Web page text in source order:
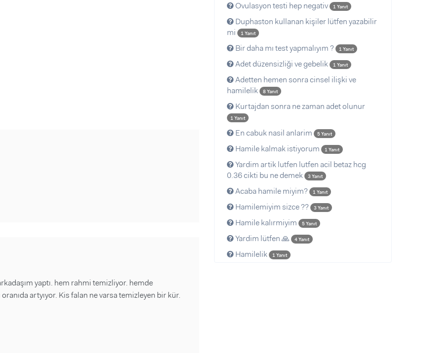
yaptı. hem rahmi temizliyor. hemde
artyıyor. Kis falan ne varsa temizleyen bir kür.
Ovulasyon testi hep negativ 1 Yanıt
Duphaston kullanan kişiler lütfen yazabilir
mi
1 Yanıt
Bir daha mı test yapmalıyım ? 1 Yanıt
Adet düzensizliği ve gebelik 1 Yanıt
Adetten hemen sonra cinsel ilişki ve
hamilelik
8 Yanıt
Kurtajdan sonra ne zaman adet olunur
1 Yanıt
En cabuk nasil anlarim 5 Yanıt
Hamile kalmak istiyorum 1 Yanıt
Yardim artik lutfen lutfen acil betaz hcg
0.36 cikti bu ne demek
3 Yanıt
Acaba hamile miyim? 1 Yanıt
Hamilemiyim sizce ?? 3 Yanıt
Hamile kalırmiyim 5 Yanıt
Yardim lütfen 🙏 4 Yanıt
Hamilelik 1 Yanıt